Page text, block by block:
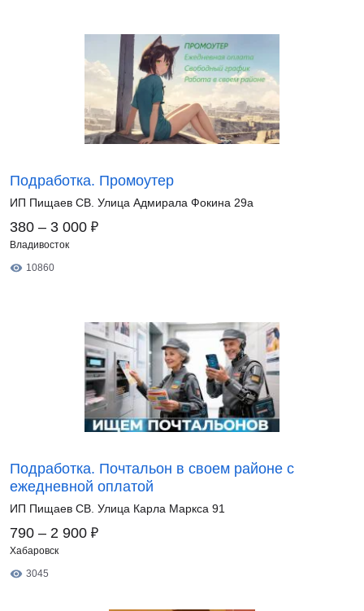
Подработка. Промоутер
ИП Пищаев СВ. Улица Адмирала Фокина 29а
380 – 3 000 ₽
Владивосток
10860
Подработка. Почтальон в своем районе с
ежедневной оплатой
ИП Пищаев СВ. Улица Карла Маркса 91
790 – 2 900 ₽
Хабаровск
3045